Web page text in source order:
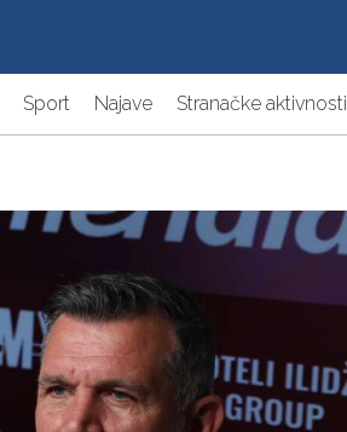
Sport Najave Stranačke aktivnosti